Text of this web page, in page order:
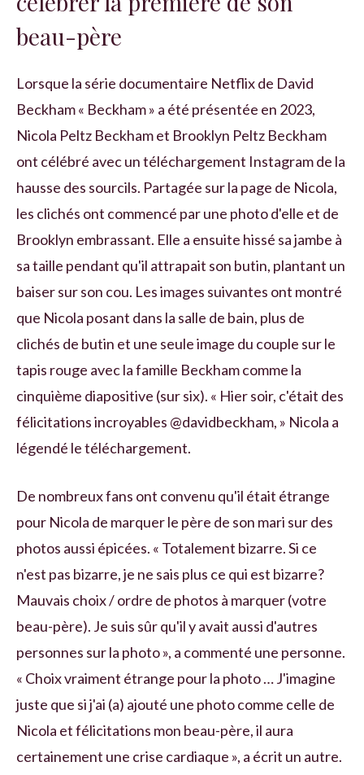
beau-père
Lorsque la série documentaire Netflix de David
Beckham « Beckham » a été présentée en 2023,
Nicola Peltz Beckham et Brooklyn Peltz Beckham
ont célébré avec un téléchargement Instagram de la
hausse des sourcils. Partagée sur la page de Nicola,
les clichés ont commencé par une photo d'elle et de
Brooklyn embrassant. Elle a ensuite hissé sa jambe à
sa taille pendant qu'il attrapait son butin, plantant un
baiser sur son cou. Les images suivantes ont montré
que Nicola posant dans la salle de bain, plus de
clichés de butin et une seule image du couple sur le
tapis rouge avec la famille Beckham comme la
cinquième diapositive (sur six). « Hier soir, c'était des
félicitations incroyables @davidbeckham, » Nicola a
légendé le téléchargement.
De nombreux fans ont convenu qu'il était étrange
pour Nicola de marquer le père de son mari sur des
photos aussi épicées. « Totalement bizarre. Si ce
n'est pas bizarre, je ne sais plus ce qui est bizarre?
Mauvais choix / ordre de photos à marquer (votre
beau-père). Je suis sûr qu'il y avait aussi d'autres
personnes sur la photo », a commenté une personne.
« Choix vraiment étrange pour la photo … J'imagine
juste que si j'ai (a) ajouté une photo comme celle de
Nicola et félicitations mon beau-père, il aura
certainement une crise cardiaque », a écrit un autre.